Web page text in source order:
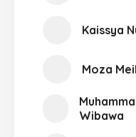
Kaissya
Moza
Wibawa